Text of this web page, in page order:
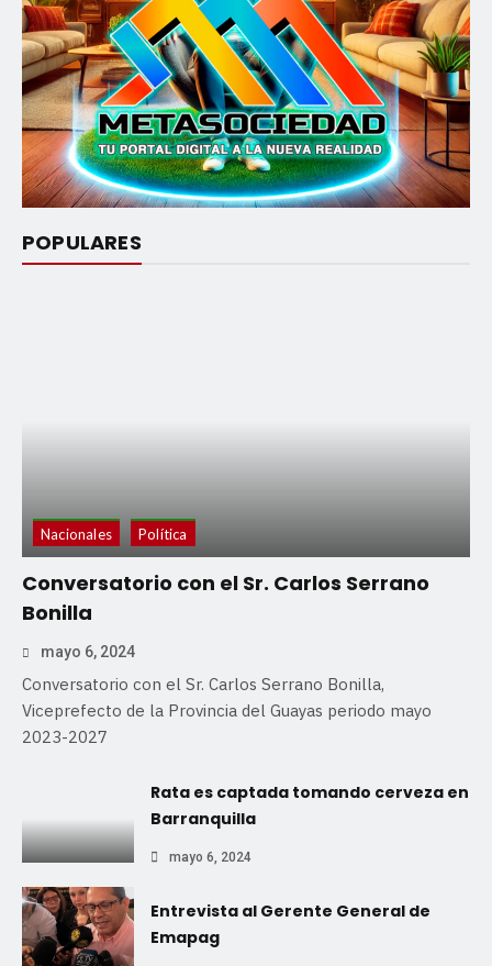
POPULARES
Nacionales Política
Conversatorio con el Sr. Carlos Serrano
Bonilla
mayo 6, 2024
Conversatorio con el Sr. Carlos Serrano Bonilla,
Viceprefecto de la Provincia del Guayas periodo mayo
2023-2027
Rata es captada tomando cerveza en
Barranquilla
mayo 6, 2024
Entrevista al Gerente General de
Emapag